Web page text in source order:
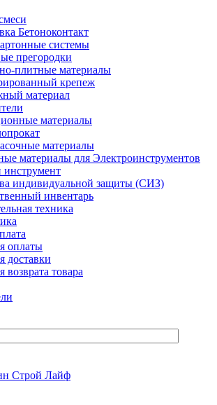
Бетоноконтакт
системы
прегородки
плитные материалы
крепеж
материал
материалы
материалы
материалы для Электроинструментов
инструмент
индивидуальной защиты (СИЗ)
инвентарь
техника
оплаты
доставки
возврата товара